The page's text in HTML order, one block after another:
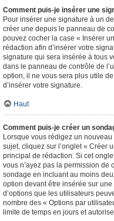
Comment puis-je insérer une
Pour insérer une signature à un
créer une depuis le panneau de
pouvez cocher la case « Insérer
rédaction afin d’insérer votre
signature qui sera insérée à tous
dans le panneau de contrôle de
option, il ne vous sera plus utile
d’insérer votre signature.
Haut
Comment puis-je créer un
Lorsque vous rédigez un
sujet, cliquez sur l’onglet « Créer
principal de rédaction. Si cet
vous n’ayez pas la permission de
sondage en incluant au moins
option devant être insérée sur
d’options que les utilisateurs
nombre des « Options par
limite de temps en jours et